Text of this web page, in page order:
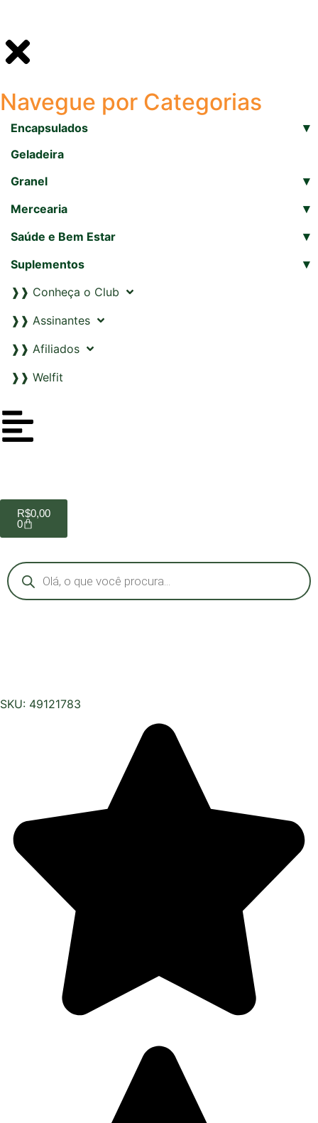
Navegue por Categorias
Encapsulados ▾
Geladeira
Granel
▾
Mercearia ▾
Saúde e Bem Estar ▾
Suplementos ▾
❱❱ Conheça o Club
❱❱ Assinantes
❱❱ Afiliados
❱❱ Welfit
R$0,00
0
SKU: 49121783